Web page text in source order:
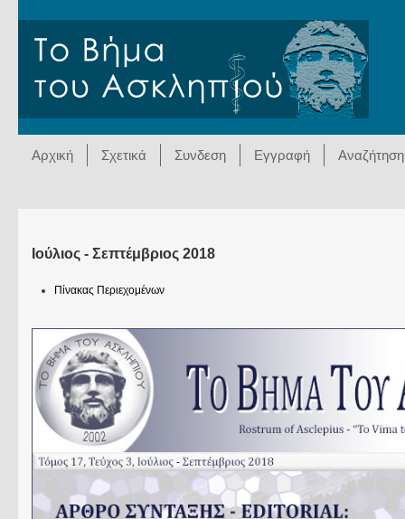
Αρχική Σχετικά Συνδεση Εγγραφή Αναζήτηση
Ιούλιος - Σεπτέμβριος 2018
Πίνακας Περιεχομένων